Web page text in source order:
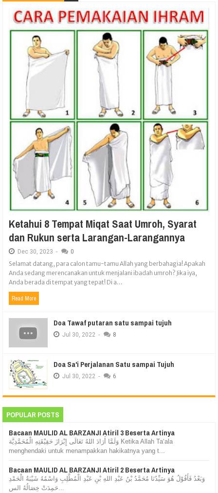
Ketahui 8 Tempat Miqat Saat Umroh, Syarat
dan Rukun serta Larangan-Larangannya
Dec 30, 2023 - 0
Selamat datang, para calon tamu-tamu Allah yang berbahagia! Apakah
Anda sedang merencanakan untuk menjalani ibadah umroh? Jika iya,
Anda berada di tempat yang tepat! Di a...
Read More
Doa Tawaf putaran satu sampai tujuh
Jul 30, 2022 - 8
Doa Sa'i Perjalanan Satu sampai Tujuh
Jul 30, 2022 - 6
POPULAR POSTS
Bacaan MAULID AL BARZANJI Atiril 3 Beserta Artinya
وَلَمَّا أَرَادَ اللهُ تَعَالَى إِبْرَازَ حَقِيْقَتِهِ الْمُحَمَّدِيَّة Ketika Allah Ta‘ala
menghendaki untuk menampakkan hakikatnya yang t...
Bacaan MAULID AL BARZANJI Atiril 2 Beserta Artinya
وَبَعْدُ فَأَقُوْلُ هُوَ سَيِّدُنَا مُحَمَّدُ بْنُ عَبْدِ اللهِ بْنِ عَبْدِ الْمُطَّلِبِ وَاسْمُهُ شَيْبَةُ الْحَمْدِ